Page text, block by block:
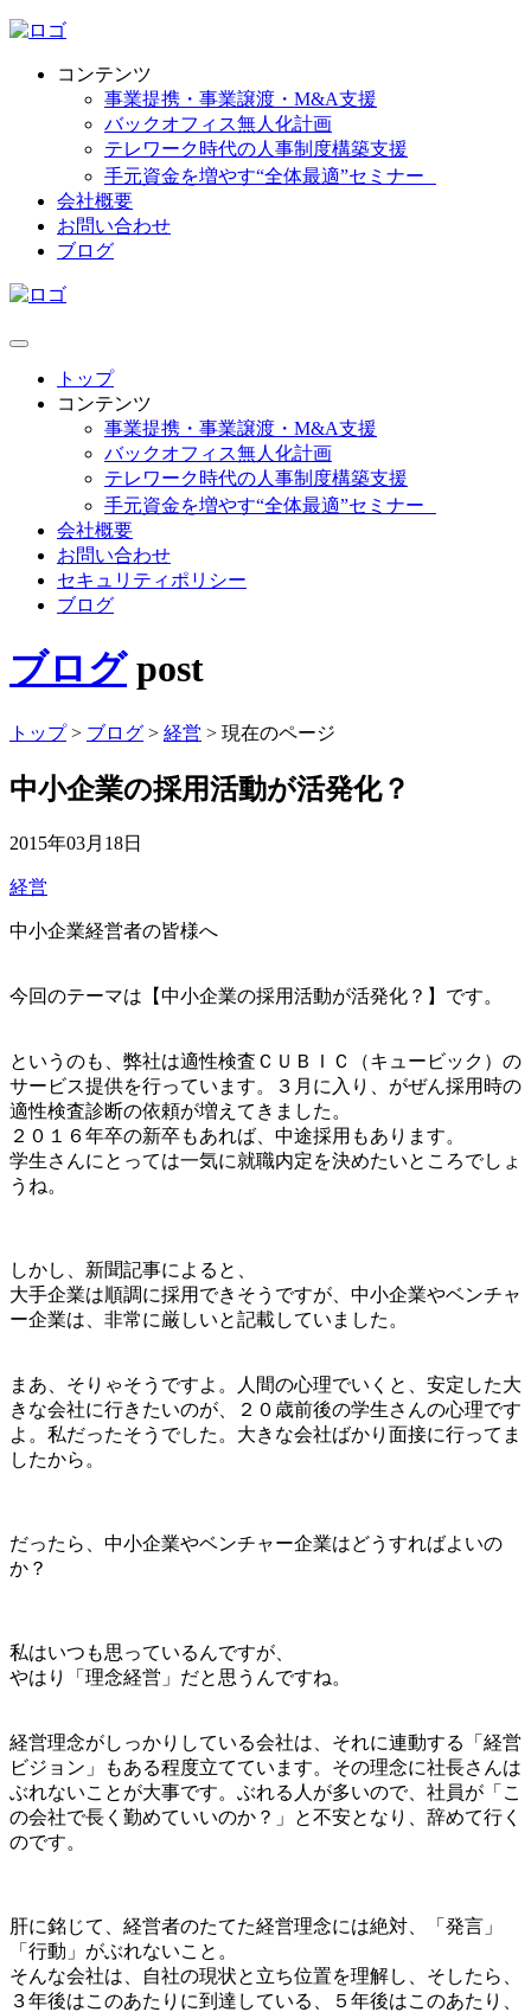
コンテンツ
事業提携・事業譲渡・M&A支援
バックオフィス無人化計画
テレワーク時代の人事制度構築支援
手元資金を増やす“全体最適”セミナー
会社概要
お問い合わせ
ブログ
トップ
コンテンツ
事業提携・事業譲渡・M&A支援
バックオフィス無人化計画
テレワーク時代の人事制度構築支援
手元資金を増やす“全体最適”セミナー
会社概要
お問い合わせ
セキュリティポリシー
ブログ
ブログ post
トップ> ブログ > 経営 > 現在のページ
中小企業の採用活動が活発化？
2015年03月18日
経営
中小企業経営者の皆様へ
今回のテーマは【中小企業の採用活動が活発化？】です。
というのも、弊社は適性検査ＣＵＢＩＣ（キュービック）の
サービス提供を行っています。３月に入り、がぜん採用時の
適性検査診断の依頼が増えてきました。
２０１６年卒の新卒もあれば、中途採用もあります。
学生さんにとっては一気に就職内定を決めたいところでしょ
うね。
しかし、新聞記事によると、
大手企業は順調に採用できそうですが、中小企業やベンチャ
ー企業は、非常に厳しいと記載していました。
まあ、そりゃそうですよ。人間の心理でいくと、安定した大
きな会社に行きたいのが、２０歳前後の学生さんの心理です
よ。私だったそうでした。大きな会社ばかり面接に行ってま
したから。
だったら、中小企業やベンチャー企業はどうすればよいの
か？
私はいつも思っているんですが、
やはり「理念経営」だと思うんですね。
経営理念がしっかりしている会社は、それに連動する「経営
ビジョン」もある程度立てています。その理念に社長さんは
ぶれないことが大事です。ぶれる人が多いので、社員が「こ
の会社で長く勤めていいのか？」と不安となり、辞めて行く
のです。
肝に銘じて、経営者のたてた経営理念には絶対、「発言」
「行動」がぶれないこと。
そんな会社は、自社の現状と立ち位置を理解し、そしたら、
３年後はこのあたりに到達している、５年後はこのあたり、